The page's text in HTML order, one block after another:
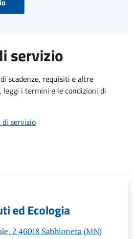
servizio
scadenze, requisiti e altre
i termini e le condizioni di
servizio
ed Ecologia
2 46018 Sabbioneta (MN)